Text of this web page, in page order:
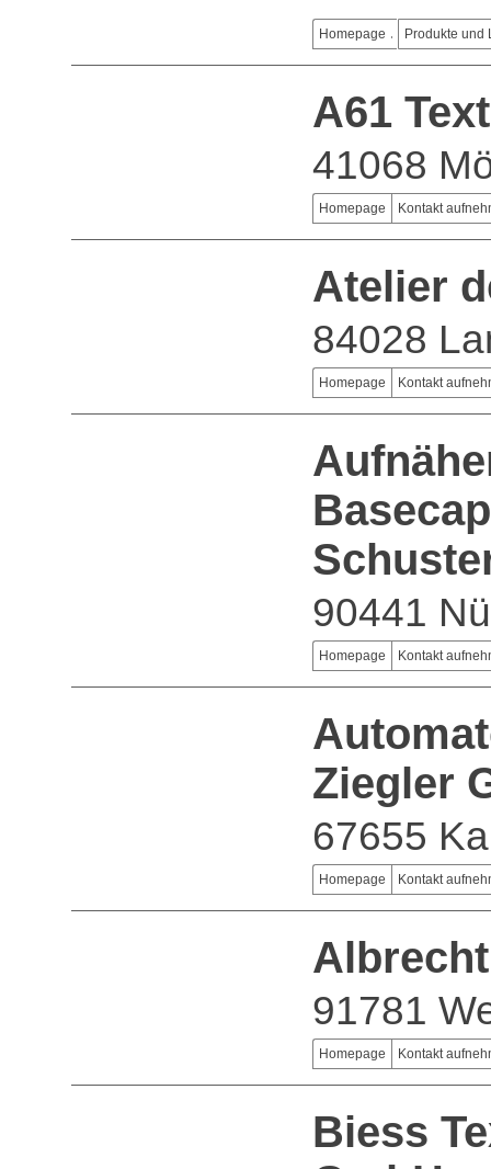
Homepage Produkte und
A61
41068
Homepage Kontakt
Atelier
84028
Homepage Kontakt
90441
Homepage Kontakt
Ziegler
67655
Homepage Kontakt
91781
Homepage Kontakt
Biess